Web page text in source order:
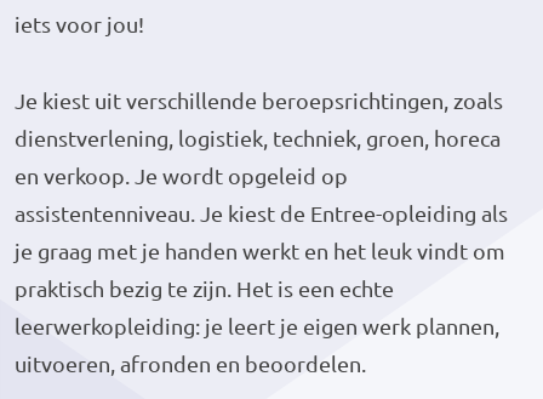
iets voor jou!
Je kiest uit verschillende beroepsrichtingen, zoals
dienstverlening, logistiek, techniek, groen, horeca
en verkoop. Je wordt opgeleid op
assistentenniveau. Je kiest de Entree-opleiding als
je graag met je handen werkt en het leuk vindt om
praktisch bezig te zijn. Het is een echte
leerwerkopleiding: je leert je eigen werk plannen,
uitvoeren, afronden en beoordelen.